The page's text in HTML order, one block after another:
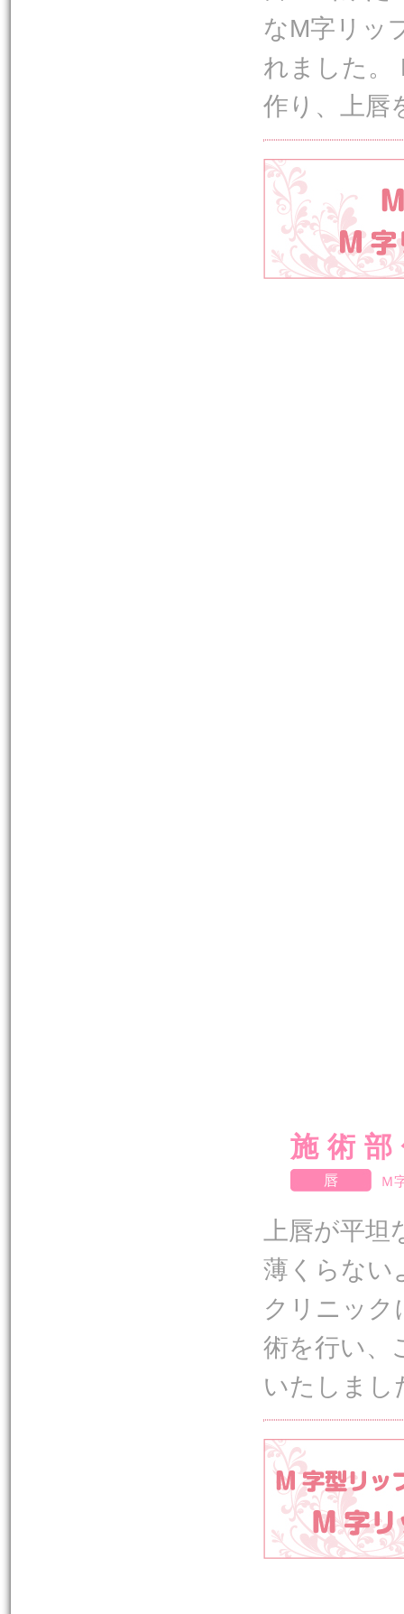
なM字リッ
れました。
作り、上唇
施術
唇 Ｍ
上唇が平
薄くらない
クリニック
術を行い、
いたしまし